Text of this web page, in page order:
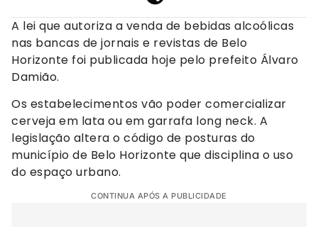
A lei que autoriza a venda de bebidas alcoólicas
nas bancas de jornais e revistas de Belo
Horizonte foi publicada hoje pelo prefeito Álvaro
Damião.
Os estabelecimentos vão poder comercializar
cerveja em lata ou em garrafa long neck. A
legislação altera o código de posturas do
município de Belo Horizonte que disciplina o uso
do espaço urbano.
CONTINUA APÓS A PUBLICIDADE